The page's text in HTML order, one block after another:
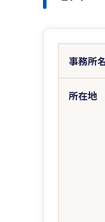
事務所
所在地